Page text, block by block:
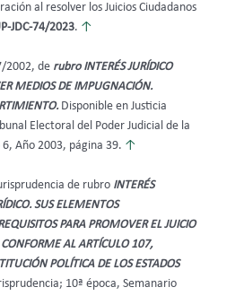
al resolver los Juicios Ciudadanos
JDC-74/2023. ↑
2002, de rubro INTERÉS JURÍDICO
MEDIOS DE IMPUGNACIÓN.
Disponible en Justicia
Electoral del Poder Judicial de la
Año 2003, página 39. ↑
de rubro INTERÉS
SUS ELEMENTOS
PARA PROMOVER EL JUICIO
AL ARTÍCULO 107,
POLÍTICA DE LOS ESTADOS
10ª época, Semanario